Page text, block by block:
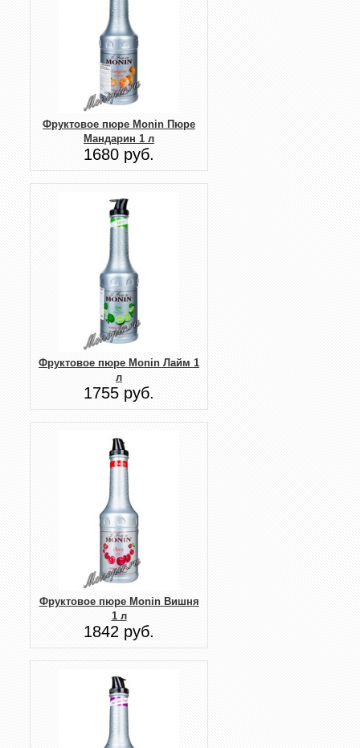
Фруктовое пюре Monin Пюре
Мандарин 1 л
1680 руб.
Фруктовое пюре Monin Лайм 1
л
1755 руб.
Фруктовое пюре Monin Вишня
1 л
1842 руб.